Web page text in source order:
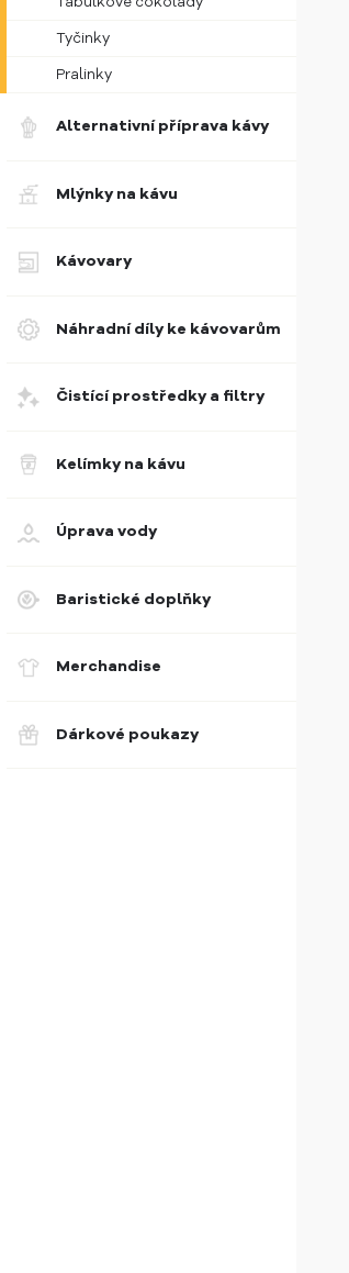
Tyčinky
Pralinky
Alternativní příprava kávy
Mlýnky na kávu
Kávovary
Náhradní díly ke kávovarům
Čistící prostředky a filtry
Kelímky na kávu
Úprava vody
Baristické doplňky
Merchandise
Dárkové poukazy